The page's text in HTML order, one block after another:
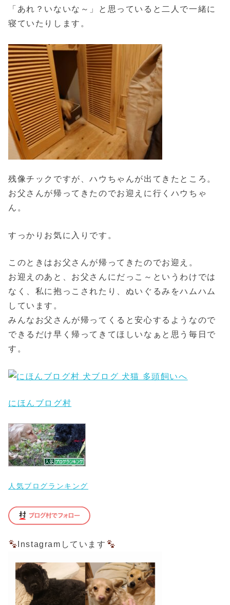
「あれ？いないな～」と思っていると二人で一緒に
寝ていたりします。
残像チックですが、ハウちゃんが出てきたところ。
お父さんが帰ってきたのでお迎えに行くハウちゃ
ん。
すっかりお気に入りです。
このときはお父さんが帰ってきたのでお迎え。
お迎えのあと、お父さんにだっこ～というわけでは
なく、私に抱っこされたり、ぬいぐるみをハムハム
しています。
みんなお父さんが帰ってくると安心するようなので
できるだけ早く帰ってきてほしいなぁと思う毎日で
す。
にほんブログ村
人気ブログランキング
Instagramしています